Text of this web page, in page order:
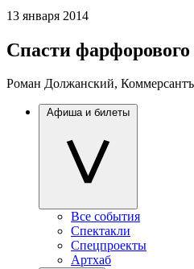
13 января 2014
Спасти
Роман Должанский,
Афиша и билеты
Все события
Спектакли
Спецпроекты
Артхаб